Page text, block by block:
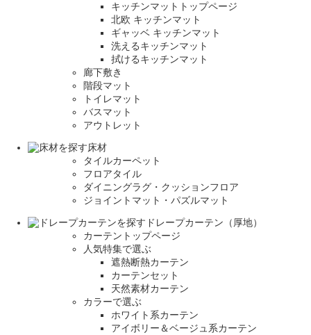
キッチンマットトップページ
北欧 キッチンマット
ギャッベ キッチンマット
洗えるキッチンマット
拭けるキッチンマット
廊下敷き
階段マット
トイレマット
バスマット
アウトレット
床材
タイルカーペット
フロアタイル
ダイニングラグ・クッションフロア
ジョイントマット・パズルマット
ドレープカーテン（厚地）
カーテントップページ
人気特集で選ぶ
遮熱断熱カーテン
カーテンセット
天然素材カーテン
カラーで選ぶ
ホワイト系カーテン
アイボリー＆ベージュ系カーテン